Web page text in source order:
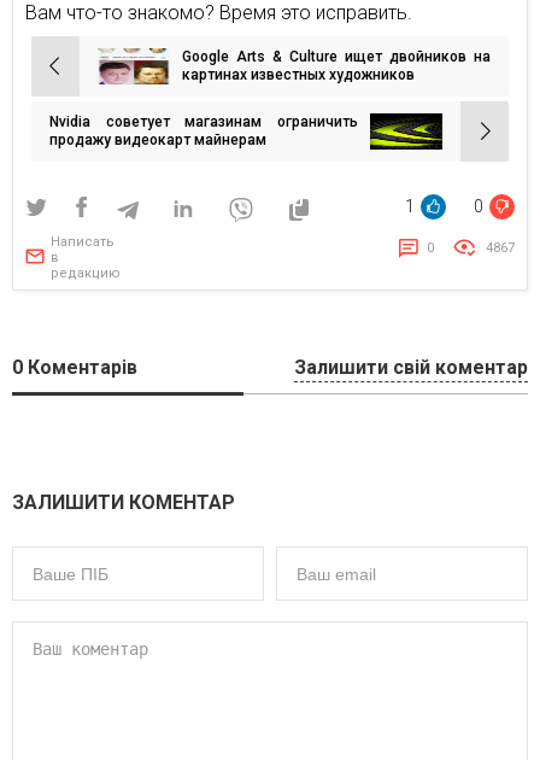
Вам что-то знакомо? Время это исправить.
Навигация
по
записям
Google Arts & Culture ищет двойников на
картинах известных художников
Nvidia советует магазинам ограничить
продажу видеокарт майнерам
1 0
Написать
в
редакцию
0 4867
0 Коментарів Залишити свій коментар
ЗАЛИШИТИ КОМЕНТАР